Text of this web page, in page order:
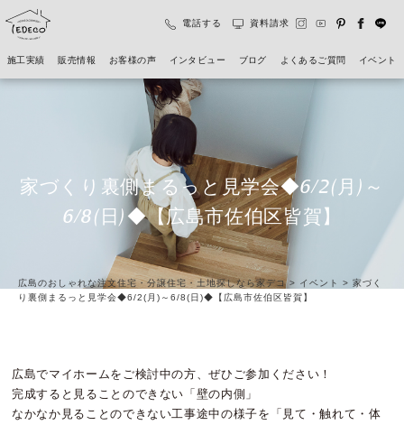
施工実績 販売情報 お客様の声 インタビュー ブログ よくあるご質問 イベント
電話する 資料請求
家づくり裏側まるっと見学会◆6/2(月)～
6/8(日)◆【広島市佐伯区皆賀】
広島のおしゃれな注文住宅・分譲住宅・土地探しなら家デコ> イベント > 家づく
り裏側まるっと見学会◆6/2(月)～6/8(日)◆【広島市佐伯区皆賀】
広島でマイホームをご検討中の方、ぜひご参加ください！
完成すると見ることのできない「壁の内側」
なかなか見ることのできない工事途中の様子を「見て・触れて・体